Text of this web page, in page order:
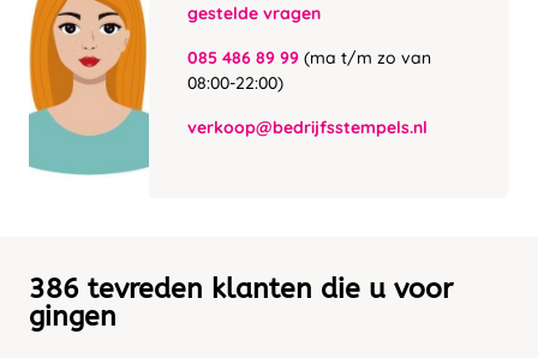
gestelde vragen
085 486 89 99 (ma t/m zo van
08:00-22:00)
verkoop@bedrijfsstempels.nl
386 tevreden klanten die u voor
gingen